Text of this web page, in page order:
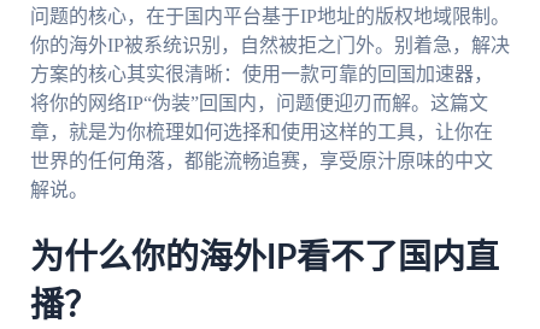
问题的核心，在于国内平台基于IP地址的版权地域限制。
你的海外IP被系统识别，自然被拒之门外。别着急，解决
方案的核心其实很清晰：使用一款可靠的回国加速器，
将你的网络IP“伪装”回国内，问题便迎刃而解。这篇文
章，就是为你梳理如何选择和使用这样的工具，让你在
世界的任何角落，都能流畅追赛，享受原汁原味的中文
解说。
为什么你的海外IP看不了国内直
播？